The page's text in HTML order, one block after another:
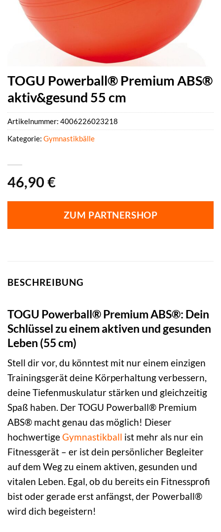
TOGU Powerball® Premium ABS®
aktiv&gesund 55 cm
46,90 €
ZUM PARTNERSHOP
Artikelnummer: 4006226023218
Kategorie: Gymnastikbälle
BESCHREIBUNG
TOGU Powerball® Premium ABS®: Dein
Schlüssel zu einem aktiven und gesunden
Leben (55 cm)
Stell dir vor, du könntest mit nur einem einzigen
Trainingsgerät deine Körperhaltung verbessern,
deine Tiefenmuskulatur stärken und gleichzeitig
Spaß haben. Der TOGU Powerball® Premium
ABS® macht genau das möglich! Dieser
hochwertigeGymnastikball ist mehr als nur ein
Fitnessgerät – er ist dein persönlicher Begleiter
auf dem Weg zu einem aktiven, gesunden und
vitalen Leben. Egal, ob du bereits ein Fitnessprofi
bist oder gerade erst anfängst, der Powerball®
wird dich begeistern!